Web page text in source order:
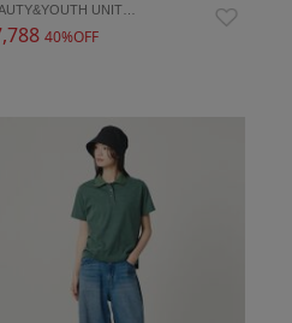
UNIT…
40%OFF